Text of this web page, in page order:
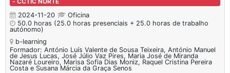
2024-11-20
Oficina
50.0 horas (25.0 horas presenciais + 25.0 horas de trabalho
autónomo)
b-learning
Formador: António Luís Valente de Sousa Teixeira, António Manuel
de Jesus Lucas, José Júlio Vaz Pires, Maria José de Miranda
Nazaré Loureiro, Marisa Sofia Dias Moniz, Raquel Cristina Pereira
Costa e Susana Márcia da Graça Senos